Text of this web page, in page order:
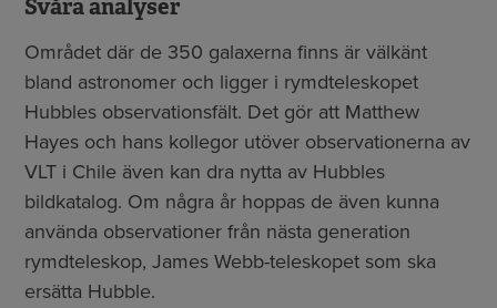
Svåra analyser
Området där de 350 galaxerna finns är välkänt
bland astronomer och ligger i rymdteleskopet
Hubbles observationsfält. Det gör att Matthew
Hayes och hans kollegor utöver observationerna av
VLT i Chile även kan dra nytta av Hubbles
bildkatalog. Om några år hoppas de även kunna
använda observationer från nästa generation
rymdteleskop, James Webb-teleskopet som ska
ersätta Hubble.